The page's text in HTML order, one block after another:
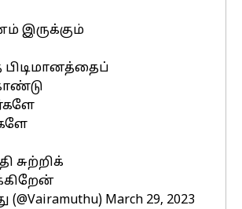
இருக்கும்
பிடிமானத்தைப்
சுற்றிக்
March 29, 2023